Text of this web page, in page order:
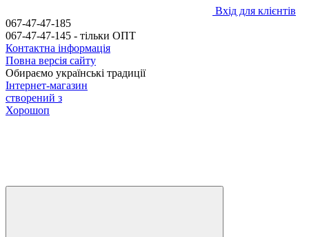
Вхід для клієнтів
067-47-47-185
067-47-47-145 - тільки ОПТ
Контактна інформація
Повна версія сайту
Обираємо українські традиції
Інтернет-магазин
створений з
Хорошоп